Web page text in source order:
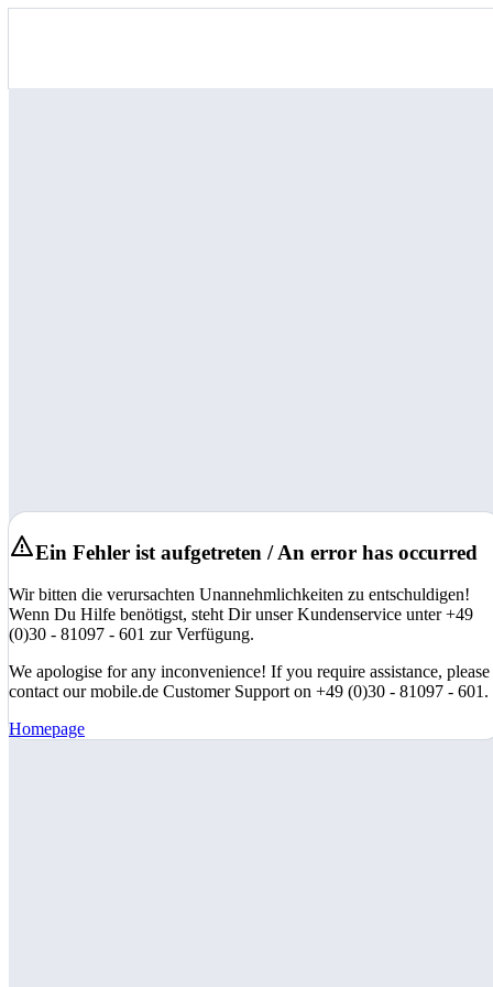
Ein Fehler ist aufgetreten / An error has occurred
Wir bitten die verursachten Unannehmlichkeiten zu entschuldigen!
Wenn Du Hilfe benötigst, steht Dir unser Kundenservice unter +49
(0)30 - 81097 - 601 zur Verfügung.
We apologise for any inconvenience! If you require assistance, please
contact our mobile.de Customer Support on +49 (0)30 - 81097 - 601.
Homepage